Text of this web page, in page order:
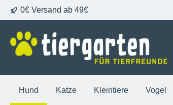
Zur Hauptnavigation springen
0€ Versand ab 49€
Hund Katze Kleintiere Vogel